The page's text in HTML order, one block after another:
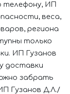
телефону, ИП
веса,
региона
только
ИП Гузанов
доставки
забрать
Гузанов Д.Л./